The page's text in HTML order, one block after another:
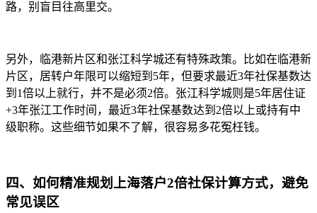
路，别盲目往高里交。
另外，临港新片区和张江科学城还有特殊政策。比如在临港新
片区，居转户年限可以缩短到5年，但要求最近3年社保基数达
到1倍以上就行，并不是必须2倍。张江科学城则是5年居住证
+3年张江工作时间，最近3年社保基数达到2倍以上或持有中
级职称。这些细节如果不了解，很容易多花冤枉钱。
四、如何精准规划上海落户2倍社保计算方式，避免
常见误区